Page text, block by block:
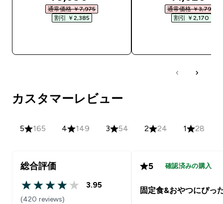
通常価格 ￥7,975‎
割引 ￥2,385‎
通常価格 ￥3,790‎
割引 ￥2,170‎
カスタマーレビュー
5 165 4 149 3 54 2 24 1 28
総合評価
3.95 out of 5 stars
3.95
(420 reviews)
5 確認済みの購入
固定食&おやつにぴっ